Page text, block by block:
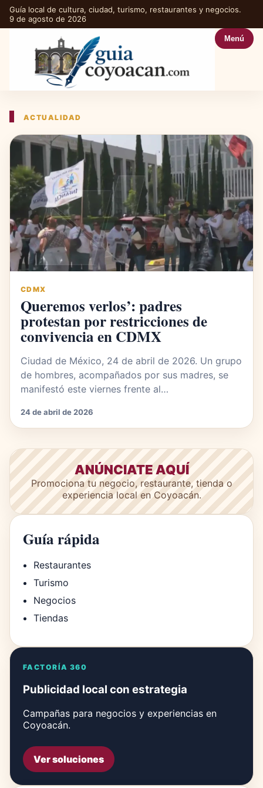
Guía local de cultura, ciudad, turismo, restaurantes y negocios.
9 de agosto de 2026
Menú
ACTUALIDAD
CDMX
Queremos verlos’: padres
protestan por restricciones de
convivencia en CDMX
Ciudad de México, 24 de abril de 2026. Un grupo
de hombres, acompañados por sus madres, se
manifestó este viernes frente al…
24 de abril de 2026
ANÚNCIATE AQUÍ
Promociona tu negocio, restaurante, tienda o
experiencia local en Coyoacán.
Guía rápida
Restaurantes
Turismo
Negocios
Tiendas
FACTORÍA 360
Publicidad local con estrategia
Campañas para negocios y experiencias en
Coyoacán.
Ver soluciones